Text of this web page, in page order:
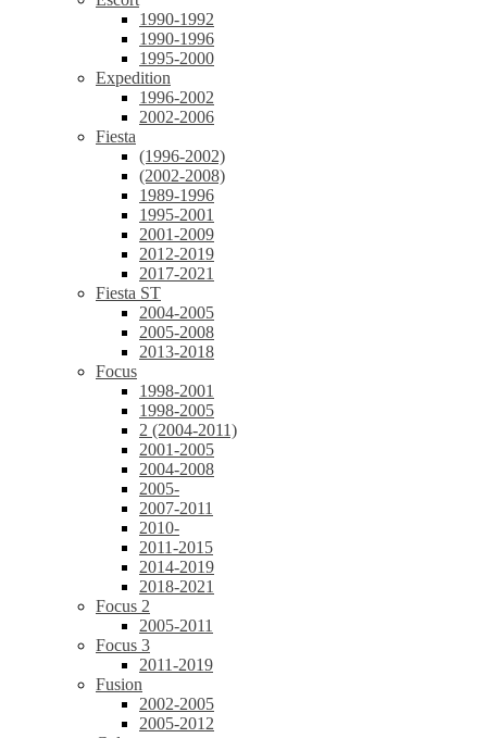
1990-1992
1990-1996
1995-2000
Expedition
1996-2002
2002-2006
Fiesta
(1996-2002)
(2002-2008)
1989-1996
1995-2001
2001-2009
2012-2019
2017-2021
Fiesta ST
2004-2005
2005-2008
2013-2018
Focus
1998-2001
1998-2005
2 (2004-2011)
2001-2005
2004-2008
2005-
2007-2011
2010-
2011-2015
2014-2019
2018-2021
Focus 2
2005-2011
Focus 3
2011-2019
Fusion
2002-2005
2005-2012